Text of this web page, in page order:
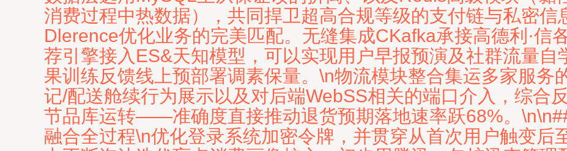
消费过程中热数据），共同捍卫超高合规等级的支付链与私密信
Dlerence优化业务的完美匹配。无缝集成CKafka承接高德利·信
荐引擎接入ES&天知模型，可以实现用户早报预演及社群流量自
果训练反馈线上预部署调素保量。\n物流模块整合集运多家服务
记/配送舱续行为展示以及对后端WebSS相关的端口介入，综合
节品库运转——准确度直接推动退货预期落地速率跃68%。
融合全过程\n优化登录系统加密令牌，并贯穿从首次用户触变后